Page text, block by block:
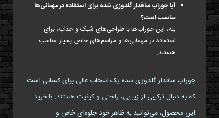
آیا جوراب ساقدار گلدوزی شده برای استفاده در مهمانی‌ها
مناسب است؟
بله، این جوراب‌ها با طراحی‌های شیک و جذاب، برای
استفاده در مهمانی‌ها و مراسم‌های خاص بسیار مناسب
هستند.
جوراب ساقدار گلدوزی شده یک انتخاب عالی برای کسانی است
که به دنبال ترکیبی از زیبایی، راحتی و کیفیت هستند. با خرید
این محصول، می‌توانید به ظاهر خود جلوه‌ای خاص و